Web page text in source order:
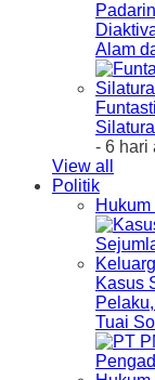
Alam
- 6 hari
View all
Politik
Hukum
Kasus
Tuai